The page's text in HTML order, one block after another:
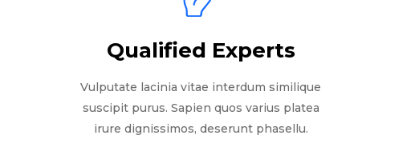
Qualified Experts
Vulputate lacinia vitae interdum similique
suscipit purus. Sapien quos varius platea
irure dignissimos, deserunt phasellu.